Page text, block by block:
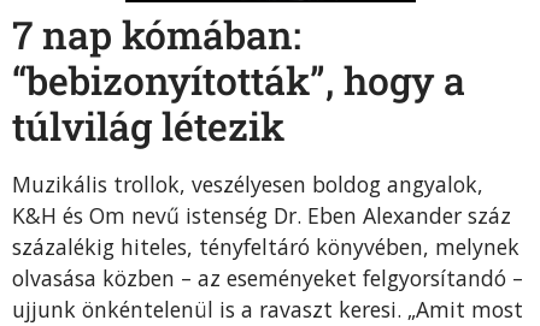
7 nap kómában:
“bebizonyították”, hogy a
túlvilág létezik
Muzikális trollok, veszélyesen boldog angyalok,
K&H és Om nevű istenség Dr. Eben Alexander száz
százalékig hiteles, tényfeltáró könyvében, melynek
olvasása közben – az eseményeket felgyorsítandó –
ujjunk önkéntelenül is a ravaszt keresi. „Amit most